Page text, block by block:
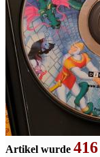
Artikel wurde 416